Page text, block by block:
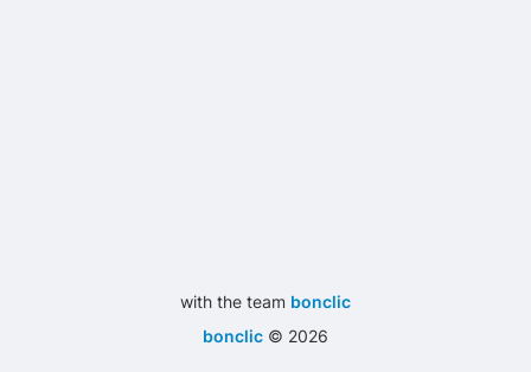
with the team bonclic
bonclic © 2026